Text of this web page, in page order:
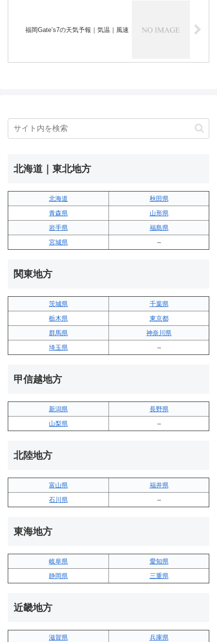
福岡Gate’s7の天気予報｜気温｜風速
北海道｜東北地方
北海道
秋田県
青森県
山形県
岩手県
福島県
宮城県
–
関東地方
茨城県
千葉県
栃木県
東京都
群馬県
神奈川県
埼玉県
–
甲信越地方
新潟県
長野県
山梨県
–
北陸地方
富山県
福井県
石川県
–
東海地方
岐阜県
愛知県
静岡県
三重県
近畿地方
滋賀県
兵庫県